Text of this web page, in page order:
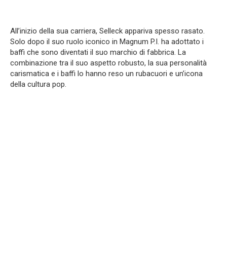
All’inizio della sua carriera, Selleck appariva spesso rasato.
Solo dopo il suo ruolo iconico in Magnum P.I. ha adottato i
baffi che sono diventati il suo marchio di fabbrica. La
combinazione tra il suo aspetto robusto, la sua personalità
carismatica e i baffi lo hanno reso un rubacuori e un’icona
della cultura pop.